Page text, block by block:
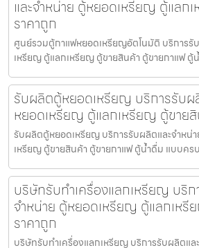
และจำหน่าย ตู้หยอดเหรียญ ตู้แลก
ราคาถูก
ศูนย์รวมตู้กาแฟหยอดเหรียญ​อัตโนมัติ บริการรั
เหรียญ ตู้แลกเหรียญ ตู้ขายสินค้า ตู้ขายกาแฟ ตู้
รับผลิตตู้หยอดเหรียญ บริการรับผ
หยอดเหรียญ ตู้แลกเหรียญ ตู้ขายสิ
รับผลิตตู้หยอดเหรียญ บริการรับผลิตและจำหน่
เหรียญ ตู้ขายสินค้า ตู้ขายกาแฟ ตู้น้ำดื่ม แบบคร
บริษัทรับทำเครื่องแลกเหรียญ บริก
จำหน่าย ตู้หยอดเหรียญ ตู้แลกเห
ราคาถูก
บริษัทรับทำเครื่องแลกเหรียญ บริการรับผลิตแ